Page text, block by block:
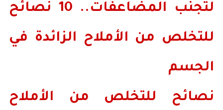
لتجنب المضاعفات.. 10 نصائح
للتخلص من الأملاح الزائدة في
الجسم
نصائح للتخلص من الأملاح